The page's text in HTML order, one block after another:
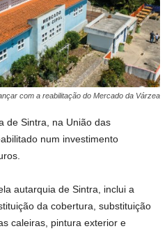
com a reabilitação do Mercado da Várzea
de Sintra, na União das
num investimento
autarquia de Sintra, inclui a
da cobertura, substituição
caleiras, pintura exterior e